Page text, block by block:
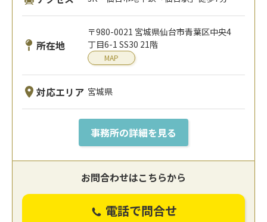
所在地
〒980-0021 宮城県仙台市青葉区中央4
丁目6-1 SS30 21階
MAP
対応エリア 宮城県
事務所の詳細を見る
お問合わせはこちらから
電話で問合せ